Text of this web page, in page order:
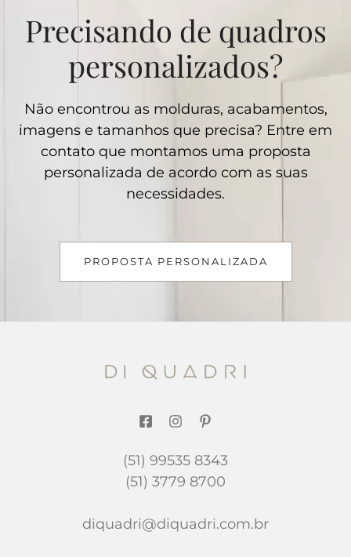
Precisando de quadros
personalizados?
Não encontrou as molduras, acabamentos,
imagens e tamanhos que precisa? Entre em
contato que montamos uma proposta
personalizada de acordo com as suas
necessidades.
PROPOSTA PERSONALIZADA
(51) 99535 8343
(51) 3779 8700
diquadri@diquadri.com.br